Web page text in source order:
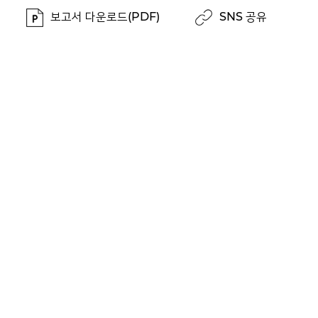
보고서 다운로드(PDF) SNS 공유